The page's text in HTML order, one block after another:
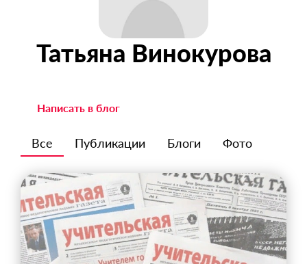
Татьяна Винокурова
Написать в блог
Все Публикации Блоги Фото